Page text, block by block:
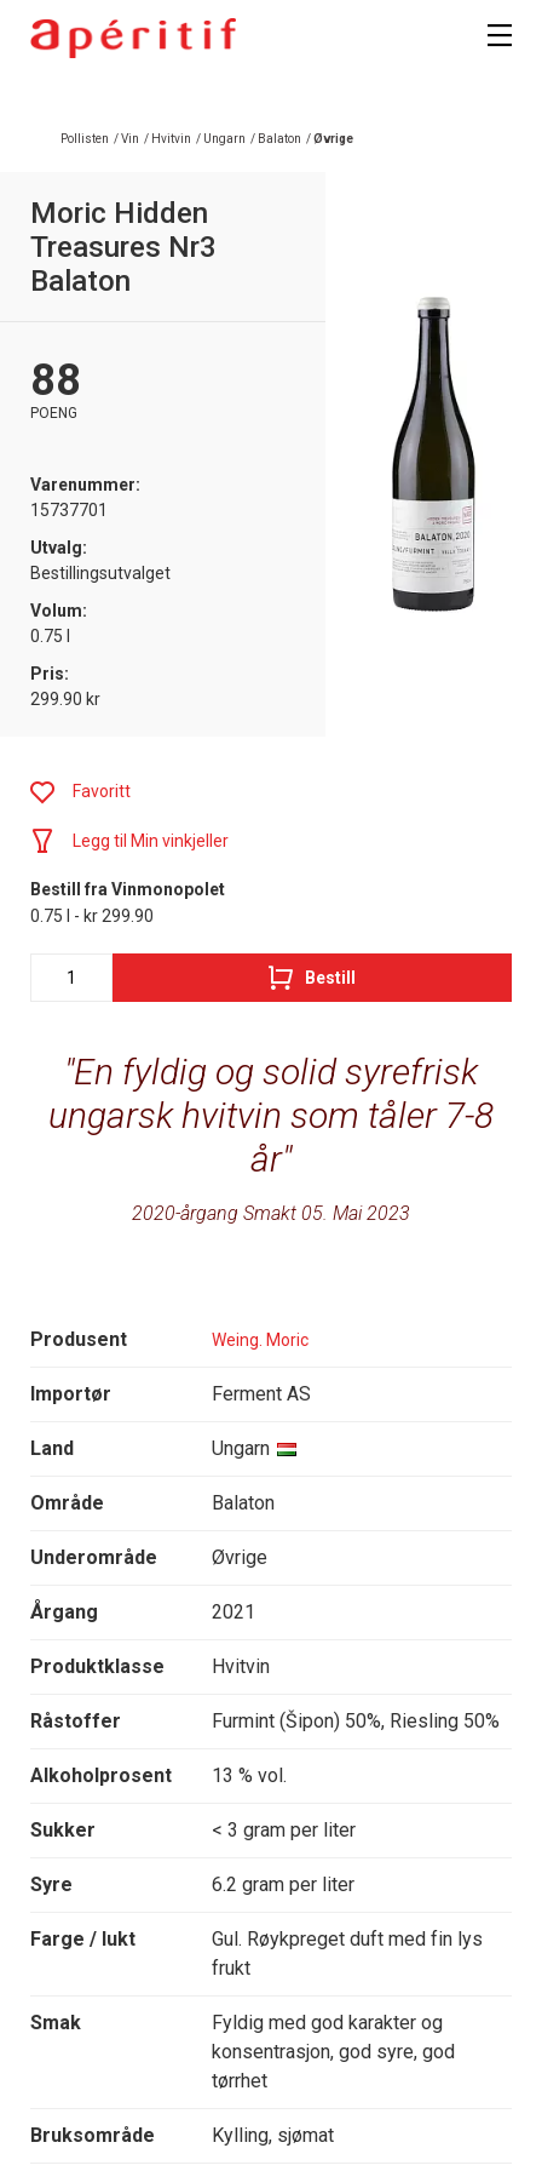
Pollisten /Vin / Hvitvin / Ungarn / Balaton /Øvrige
Moric Hidden
Treasures Nr3
Balaton
88
POENG
Varenummer:
15737701
Utvalg:
Bestillingsutvalget
Volum:
0.75 l
Pris:
299.90 kr
En fyldig og solid syrefrisk
ungarsk hvitvin som tåler 7-8
år
2020-årgang Smakt 05. Mai 2023
Produsent Weing. Moric
Importør Ferment AS
Land Ungarn
Område Balaton
Underområde Øvrige
Årgang 2021
Produktklasse Hvitvin
Råstoffer Furmint (Šipon) 50%, Riesling 50%
Alkoholprosent 13 % vol.
Sukker < 3 gram per liter
Syre 6.2 gram per liter
Farge / lukt
Gul. Røykpreget duft med fin lys
frukt
Smak
Fyldig med god karakter og
konsentrasjon, god syre, god
tørrhet
Bruksområde Kylling, sjømat
Favoritt
Legg til Min vinkjeller
Bestill fra Vinmonopolet
0.75 l - kr 299.90
Bestill